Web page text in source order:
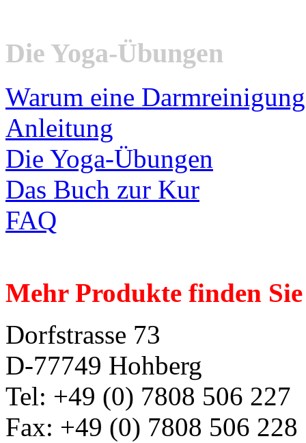
Die Yoga-Übungen
Warum eine Darmreinigung
Anleitung
Die Yoga-Übungen
Das Buch zur Kur
FAQ
Mehr Produkte finden
Dorfstrasse 73
D-77749 Hohberg
Tel: +49 (0) 7808 506 227
Fax: +49 (0) 7808 506 228